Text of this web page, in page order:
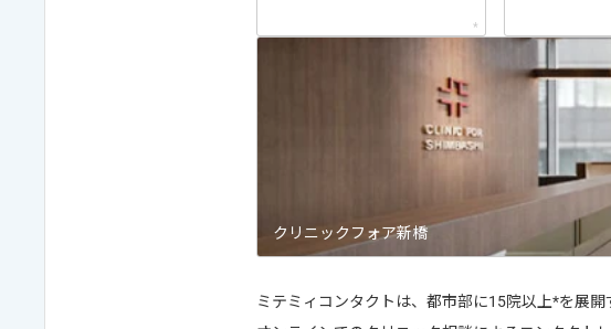
*
クリニックフォア新橋
ミテミィコンタクトは、都市部に15院以上*を展開